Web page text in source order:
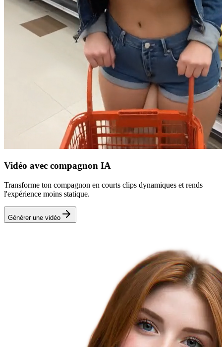
Vidéo avec compagnon IA
Transforme ton compagnon en courts clips dynamiques et rends
l'expérience moins statique.
Générer une vidéo